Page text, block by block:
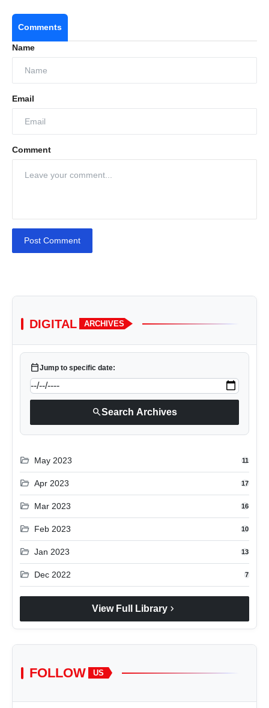
Comments
Name
Email
Comment
Post Comment
DIGITAL ARCHIVES
calendar_todayJump to specific date:
searchSearch Archives
folder_open May 2023 11
folder_open Apr 2023 17
folder_open Mar 2023 16
folder_open Feb 2023 10
folder_open Jan 2023 13
folder_open Dec 2022 7
View Full Library chevron_right
FOLLOW US